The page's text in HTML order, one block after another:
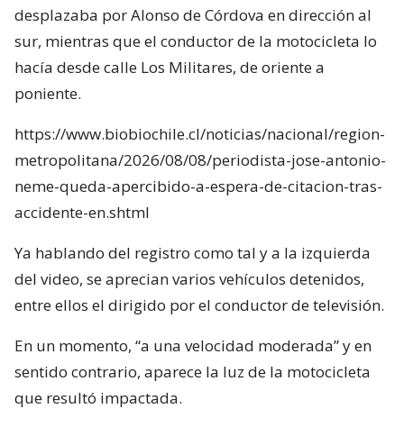
desplazaba por Alonso de Córdova en dirección al
sur, mientras que el conductor de la motocicleta lo
hacía desde calle Los Militares, de oriente a
poniente.
https://www.biobiochile.cl/noticias/nacional/region-
metropolitana/2026/08/08/periodista-jose-antonio-
neme-queda-apercibido-a-espera-de-citacion-tras-
accidente-en.shtml
Ya hablando del registro como tal y a la izquierda
del video, se aprecian varios vehículos detenidos,
entre ellos el dirigido por el conductor de televisión.
En un momento, “a una velocidad moderada” y en
sentido contrario, aparece la luz de la motocicleta
que resultó impactada.